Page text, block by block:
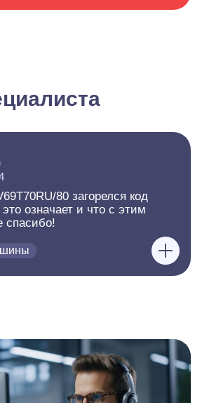
80 загорелся код
означает и что с этим
спасибо!